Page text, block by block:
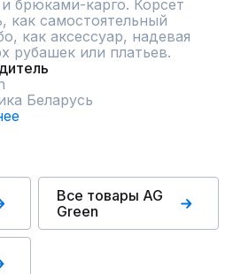
брюками-карго. Корсет
как самостоятельный
как аксессуар, надевая
рубашек или платьев.
Беларусь
Все товары AG
Green